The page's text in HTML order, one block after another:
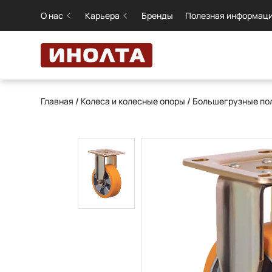
О нас Карьера Бренды Полезная
Главная / Колеса и колесные опоры / Большегрузные